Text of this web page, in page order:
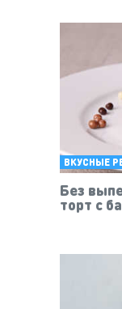
ВКУСНЫЕ
Без
торт с